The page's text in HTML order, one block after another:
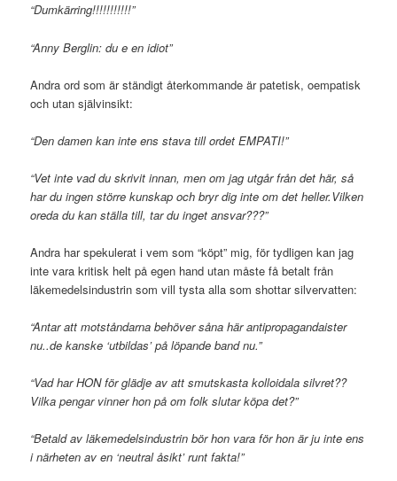
“Dumkärring!!!!!!!!!!!”
“Anny Berglin: du e en idiot”
Andra ord som är ständigt återkommande är patetisk, oempatisk
och utan självinsikt:
“Den damen kan inte ens stava till ordet EMPATI!”
“Vet inte vad du skrivit innan, men om jag utgår från det här, så
har du ingen större kunskap och bryr dig inte om det heller.Vilken
oreda du kan ställa till, tar du inget ansvar???”
Andra har spekulerat i vem som “köpt” mig, för tydligen kan jag
inte vara kritisk helt på egen hand utan måste få betalt från
läkemedelsindustrin som vill tysta alla som shottar silvervatten:
“Antar att motståndarna behöver såna här antipropagandaister
nu..de kanske ‘utbildas’ på löpande band nu.”
“Vad har HON för glädje av att smutskasta kolloidala silvret??
Vilka pengar vinner hon på om folk slutar köpa det?”
“Betald av läkemedelsindustrin bör hon vara för hon är ju inte ens
i närheten av en ‘neutral åsikt’ runt fakta!”